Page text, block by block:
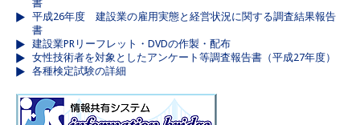
書
平成26年度 建設業の雇用実態と経営状況に関する調査結果報告
書
建設業PRリーフレット・DVDの作製・配布
女性技術者を対象としたアンケート等調査報告書（平成27年度）
各種検定試験の詳細